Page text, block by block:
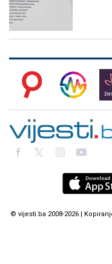
© vijesti.ba 2008-2026 |